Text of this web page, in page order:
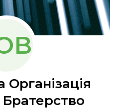
Організація
Братерство